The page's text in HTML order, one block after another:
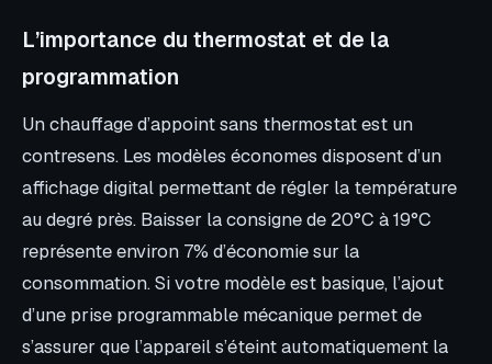
L’importance du thermostat et de la
programmation
Un chauffage d’appoint sans thermostat est un
contresens. Les modèles économes disposent d’un
affichage digital permettant de régler la température
au degré près. Baisser la consigne de 20°C à 19°C
représente environ 7% d’économie sur la
consommation. Si votre modèle est basique, l’ajout
d’une prise programmable mécanique permet de
s’assurer que l’appareil s’éteint automatiquement la